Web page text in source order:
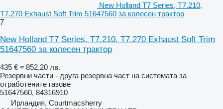
New Holland T7 Series, T7.210,
T7.270 Exhaust Soft Trim 51647560 за колесен трактор
7
New Holland T7 Series, T7.210, T7.270 Exhaust Soft Trim
51647560 за колесен трактор
435 € ≈ 852,20 лв.
Резервни части - друга резервна част на системата за
отработените газове
51647560, 84316910
Ирландия, Courtmacsherry